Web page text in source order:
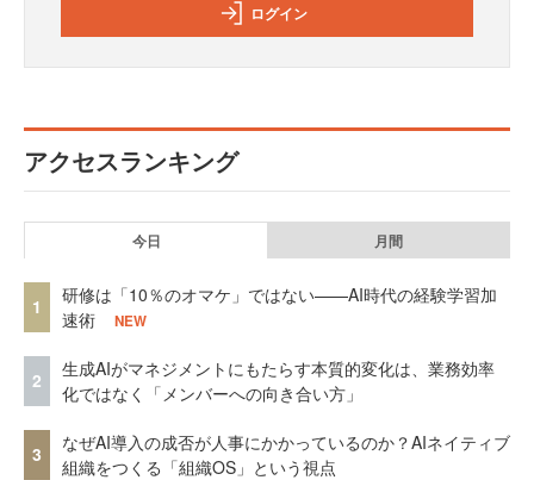
ログイン
アクセスランキング
今日 月間
1
研修は「10％のオマケ」ではない——AI時代の経験学習加
速術
NEW
2
生成AIがマネジメントにもたらす本質的変化は、業務効率
化ではなく「メンバーへの向き合い方」
3
なぜAI導入の成否が人事にかかっているのか？AIネイティブ
組織をつくる「組織OS」という視点